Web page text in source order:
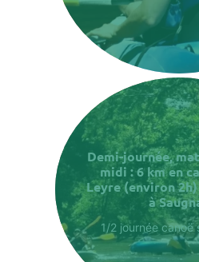
Demi-journée,
midi : 6 km en
Leyre (environ
à
1/2 journée canoë